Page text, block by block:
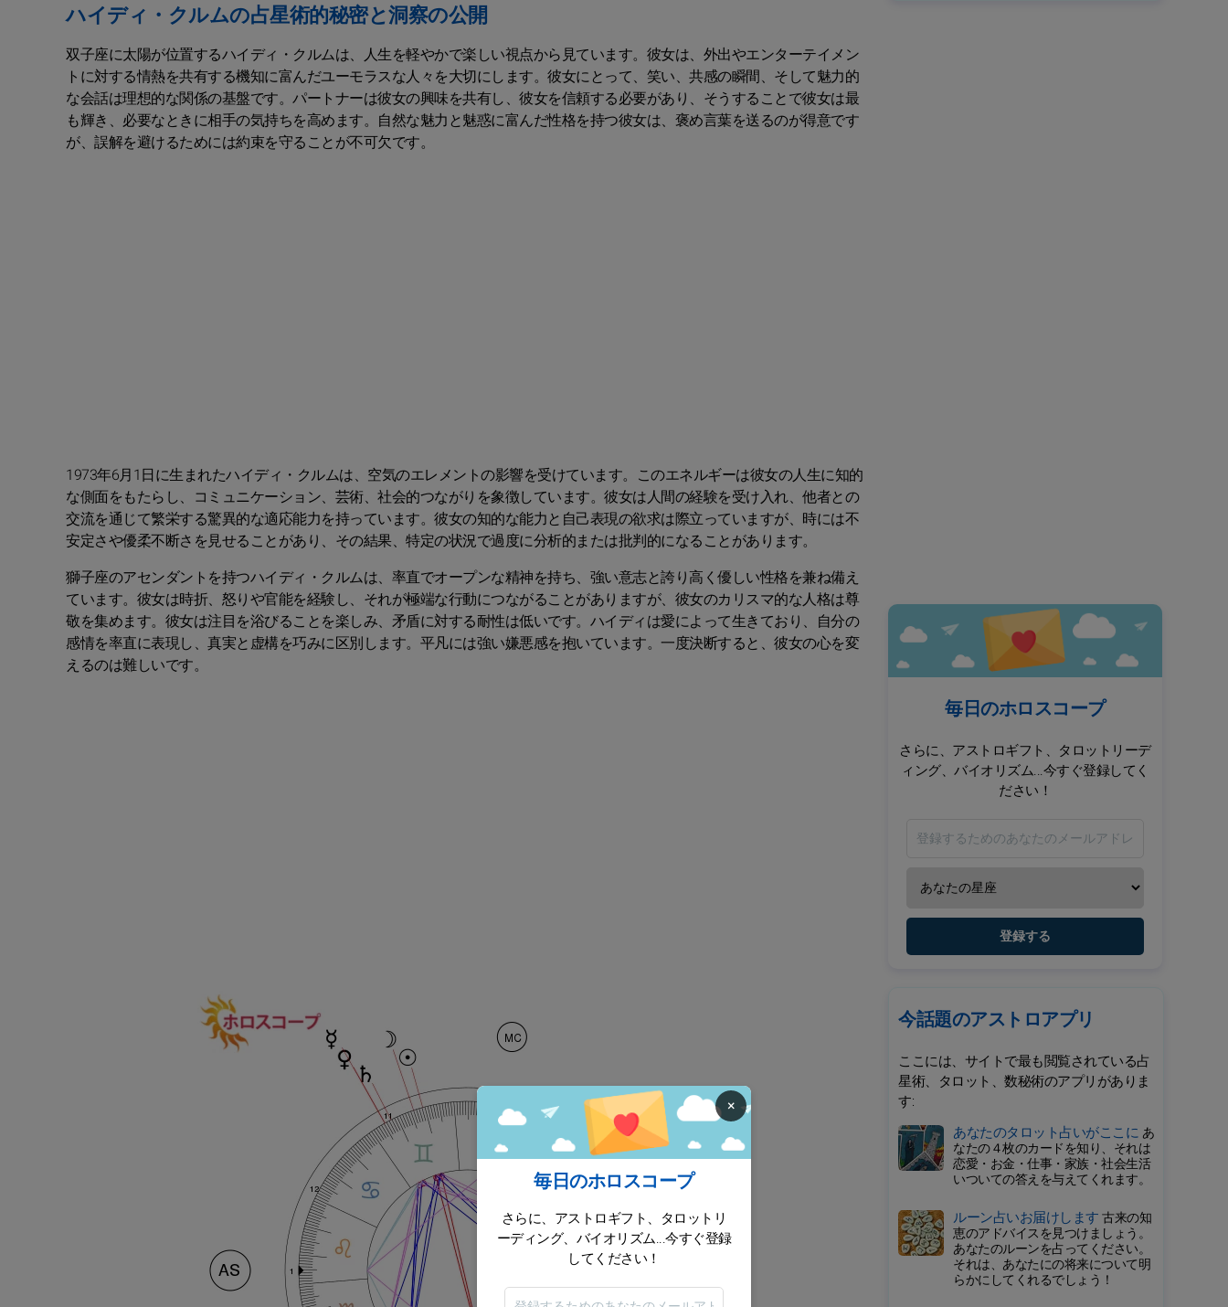
ハイディ・クルムの占星術的秘密と洞察の公開
双子座に太陽が位置するハイディ・クルムは、人生を軽やかで楽しい視点から見ています。彼女は、外出やエンターテイメン
トに対する情熱を共有する機知に富んだユーモラスな人々を大切にします。彼女にとって、笑い、共感の瞬間、そして魅力的
な会話は理想的な関係の基盤です。パートナーは彼女の興味を共有し、彼女を信頼する必要があり、そうすることで彼女は最
も輝き、必要なときに相手の気持ちを高めます。自然な魅力と魅惑に富んだ性格を持つ彼女は、褒め言葉を送るのが得意です
が、誤解を避けるためには約束を守ることが不可欠です。
1973年6月1日に生まれたハイディ・クルムは、空気のエレメントの影響を受けています。このエネルギーは彼女の人生に知的
な側面をもたらし、コミュニケーション、芸術、社会的つながりを象徴しています。彼女は人間の経験を受け入れ、他者との
交流を通じて繁栄する驚異的な適応能力を持っています。彼女の知的な能力と自己表現の欲求は際立っていますが、時には不
安定さや優柔不断さを見せることがあり、その結果、特定の状況で過度に分析的または批判的になることがあります。
獅子座のアセンダントを持つハイディ・クルムは、率直でオープンな精神を持ち、強い意志と誇り高く優しい性格を兼ね備え
ています。彼女は時折、怒りや官能を経験し、それが極端な行動につながることがありますが、彼女のカリスマ的な人格は尊
敬を集めます。彼女は注目を浴びることを楽しみ、矛盾に対する耐性は低いです。ハイディは愛によって生きており、自分の
感情を率直に表現し、真実と虚構を巧みに区別します。平凡には強い嫌悪感を抱いています。一度決断すると、彼女の心を変
えるのは難しいです。
毎日のホロスコープ
さらに、アストロギフト、タロットリーデ
ィング、バイオリズム...今すぐ登録してく
ださい！
登録する
今話題のアストロアプリ
ここには、サイトで最も閲覧されている占
星術、タロット、数秘術のアプリがありま
す:
あなたのタロット占いがここに あ
なたの４枚のカードを知り、それは
恋愛・お金・仕事・家族・社会生活
いついての答えを与えてくれます。
ルーン占いお届けします古来の知
恵のアドバイスを見つけましょう。
あなたのルーンを占ってください。
それは、あなたにの将来について明
らかにしてくれるでしょう！
×
毎日のホロスコープ
さらに、アストロギフト、タロットリ
ーディング、バイオリズム...今すぐ登録
してください！